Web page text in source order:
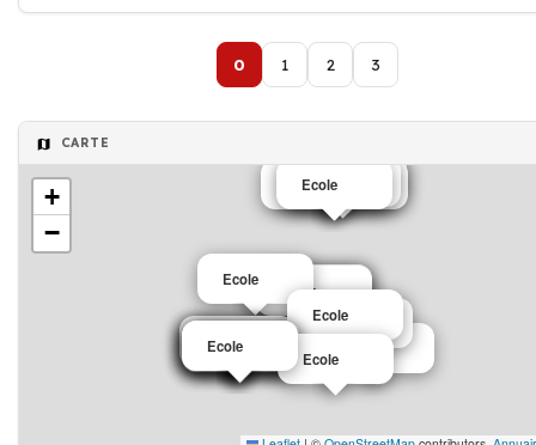
0 1 2 3
CARTE
Ecole
Ecole
Ecole
Ecole
Ecole
Ecole
Ecole
Ecole
Ecole
Ecole
Ecole
Ecole
Ecole
Ecole
Ecole primaire
Ecole
Ecole
Ecole
Ecole
+
−